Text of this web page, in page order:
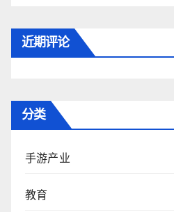
近期评论
分类
手游产业
教育